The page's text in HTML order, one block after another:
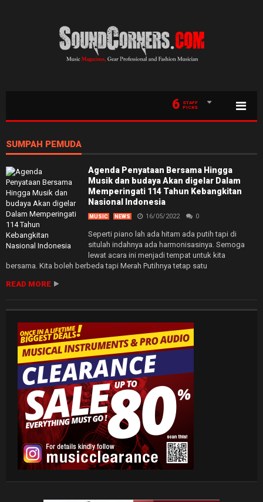
6
STAFF
PICKS
SUMPAH PEMUDA
Agenda Penyataan Bersama Hingga
Musik dan budaya Akan digelar Dalam
Memperingati 114 Tahun Kebangkitan
Nasional Indonesia
MUSIC NEWS 16/05/2022 0
Seperti piano lah ada hitam ada putih tapi di
situlah indahnya ada harmonisasinya. Semoga
lewat acara ini menjadi tempat untuk kita
bersama. Kita boleh berbeda tapi Merah Putihnya tetap satu
READ MORE